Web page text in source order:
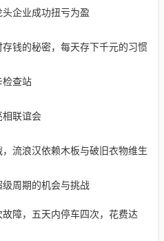
企业成功扭亏为盈
钱的秘密，每天存下千元的习惯
检查站
相联谊会
流浪汉依赖木板与破旧衣物维生
周期的机会与挑战
障，五天内停车四次，花费达